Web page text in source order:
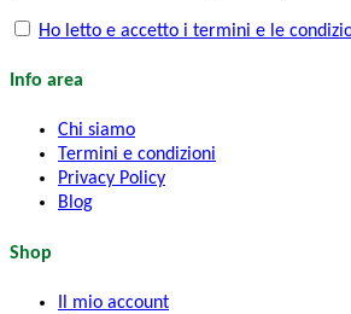
Ho letto e accetto i termini e le
Info area
Chi siamo
Termini e condizioni
Privacy Policy
Blog
Shop
Il mio account